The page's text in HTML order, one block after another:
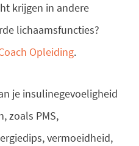
krijgen in andere
lichaamsfuncties?
Opleiding.
je insulinegevoeligheid
zoals PMS,
vermoeidheid,